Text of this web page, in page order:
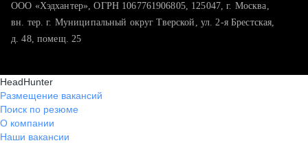
ООО «Хэдхантер», ОГРН 1067761906805, 125047, г. Москва,
вн. тер. г. Муниципальный округ Тверской, ул. 2-я Брестская,
д. 48, помещ. 25
HeadHunter
Размещение вакансий
Поиск по резюме
О компании
Наши вакансии